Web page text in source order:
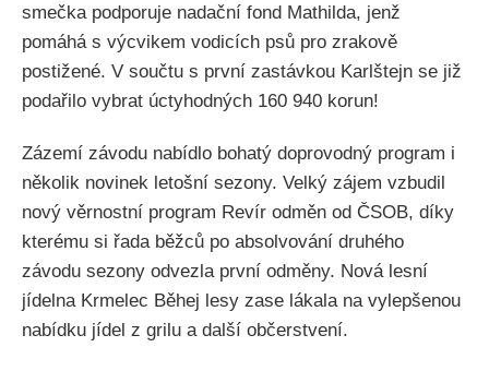
smečka podporuje nadační fond Mathilda, jenž
pomáhá s výcvikem vodicích psů pro zrakově
postižené. V součtu s první zastávkou Karlštejn se již
podařilo vybrat úctyhodných 160 940 korun!
Zázemí závodu nabídlo bohatý doprovodný program i
několik novinek letošní sezony. Velký zájem vzbudil
nový věrnostní program Revír odměn od ČSOB, díky
kterému si řada běžců po absolvování druhého
závodu sezony odvezla první odměny. Nová lesní
jídelna Krmelec Běhej lesy zase lákala na vylepšenou
nabídku jídel z grilu a další občerstvení.